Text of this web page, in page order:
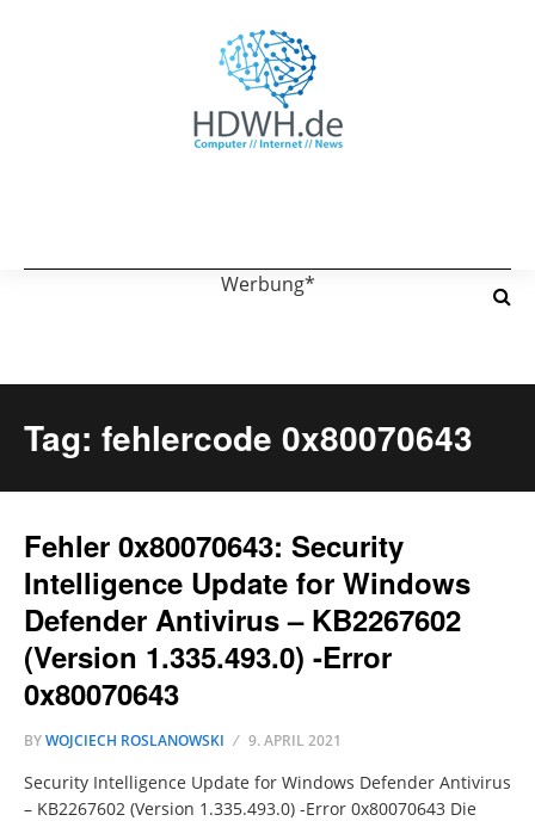
Werbung*
Tag: fehlercode 0x80070643
Fehler 0x80070643: Security
Intelligence Update for Windows
Defender Antivirus – KB2267602
(Version 1.335.493.0) -Error
0x80070643
BYWOJCIECH ROSLANOWSKI 9. APRIL 2021
Security Intelligence Update for Windows Defender Antivirus
– KB2267602 (Version 1.335.493.0) -Error 0x80070643 Die